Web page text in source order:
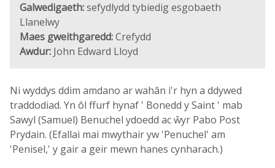
Galwedigaeth:sefydlydd tybiedig esgobaeth
Llanelwy
Maes gweithgaredd:Crefydd
Awdur: John Edward Lloyd
Ni wyddys ddim amdano ar wahân i'r hyn a ddywed
traddodiad. Yn ôl ffurf hynaf ' Bonedd y Saint ' mab
Sawyl (Samuel) Benuchel ydoedd ac ŵyr Pabo Post
Prydain. (Efallai mai mwythair yw 'Penuchel' am
'Penisel,' y gair a geir mewn hanes cynharach.)